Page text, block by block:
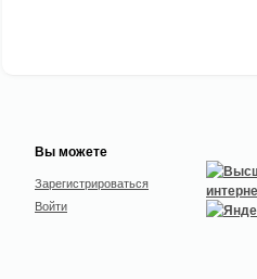
Вы можете
Зарегистрироваться
Войти